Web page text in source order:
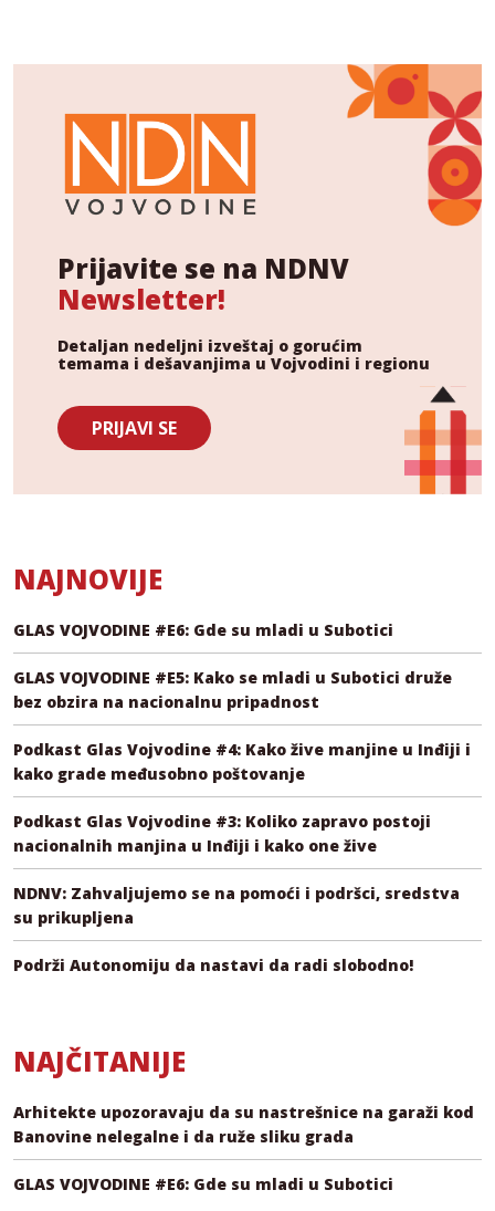
Prijavite se na NDNV
Newsletter!
Detaljan nedeljni izveštaj o gorućim
temama i dešavanjima u Vojvodini i regionu
PRIJAVI SE
NAJNOVIJE
GLAS VOJVODINE #E6: Gde su mladi u Subotici
GLAS VOJVODINE #E5: Kako se mladi u Subotici druže
bez obzira na nacionalnu pripadnost
Podkast Glas Vojvodine #4: Kako žive manjine u Inđiji i
kako grade međusobno poštovanje
Podkast Glas Vojvodine #3: Koliko zapravo postoji
nacionalnih manjina u Inđiji i kako one žive
NDNV: Zahvaljujemo se na pomoći i podršci, sredstva
su prikupljena
Podrži Autonomiju da nastavi da radi slobodno!
NAJČITANIJE
Arhitekte upozoravaju da su nastrešnice na garaži kod
Banovine nelegalne i da ruže sliku grada
GLAS VOJVODINE #E6: Gde su mladi u Subotici